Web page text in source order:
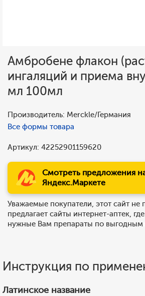
Амбробене флакон
ингаляций и приема
мл 100мл
Производитель: Merckle/Германия
Все формы товара
Артикул: 42252901159620
Смотреть предложения
Яндекс.Маркете
Уважаемые покупатели, этот сайт не
предлагает сайты интернет-аптек,
нужные Вам препараты по выгодным
Инструкция по
Латинское название